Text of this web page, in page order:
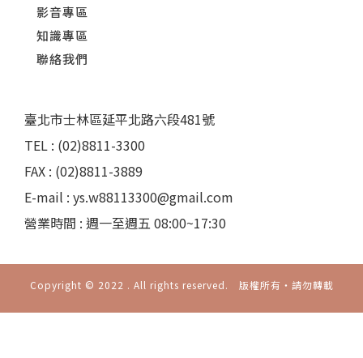
影音專區
知識專區
聯絡我們
臺北市士林區延平北路六段481號
TEL : (02)8811-3300
FAX : (02)8811-3889
E-mail : ys.w88113300@gmail.com
營業時間 : 週一至週五 08:00~17:30
Copyright © 2022 . All rights reserved. 版權所有‧請勿轉載